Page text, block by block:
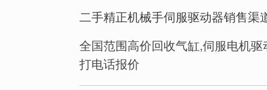
二手精正机械手伺服驱动器销售渠
全国范围高价回收气缸,伺服电机
打电话报价